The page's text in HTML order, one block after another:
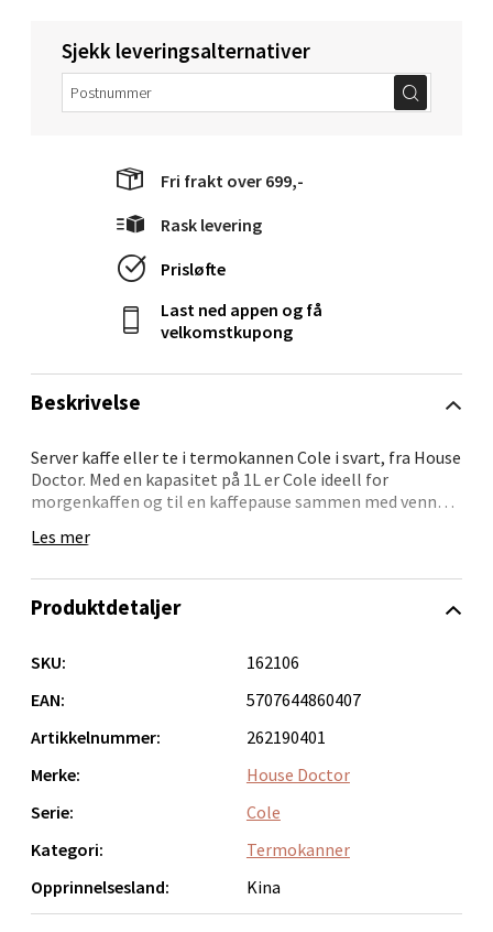
Beskrivelse
Server kaffe eller te i termokannen Cole i svart, fra House
Doctor. Med en kapasitet på 1L er Cole ideell for
morgenkaffen og til en kaffepause sammen med venner.
svart er en fin kontrast til håndtaket i bøk som gir en
borddekking eller bare kombinert med favorittkruset
Les mer
Sjekk leveringsalternativer
Fri frakt over 699,-
Rask levering
Prisløfte
Last ned appen og få
velkomstkupong
Produktdetaljer
SKU:
162106
EAN:
5707644860407
Artikkelnummer:
262190401
Merke:
House Doctor
Serie:
Cole
Kategori:
Termokanner
Opprinnelsesland:
Kina
Molde - Moldetorget
Åpent i dag 10-18
Narvik - Thon Senter Malmporten
0 i butikk
Bergen - Oasen Senter
Folke Bernadottes vei 52, 5147 Fyllingsdalen
Åpent i dag 10-18